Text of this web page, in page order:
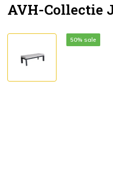
AVH-Collectie
50% sale